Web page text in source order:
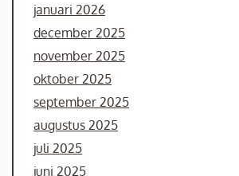
januari 2026
december 2025
november 2025
oktober 2025
september 2025
augustus 2025
juli 2025
juni 2025